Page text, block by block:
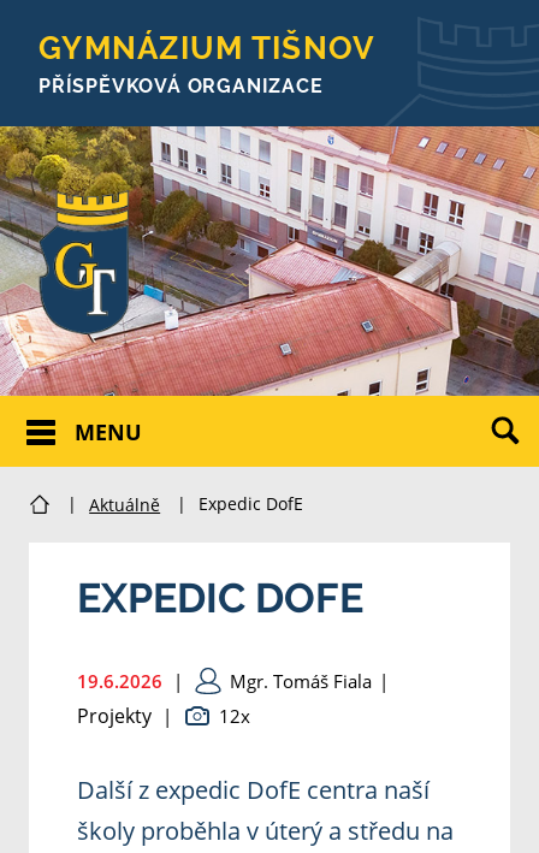
GYMNÁZIUM TIŠNOV
PŘÍSPĚVKOVÁ ORGANIZACE
MENU
| Aktuálně | Expedic DofE
EXPEDIC DOFE
19.6.2026 | Mgr. Tomáš Fiala |
Projekty | 12x
Další z expedic DofE centra naší
školy proběhla v úterý a středu na